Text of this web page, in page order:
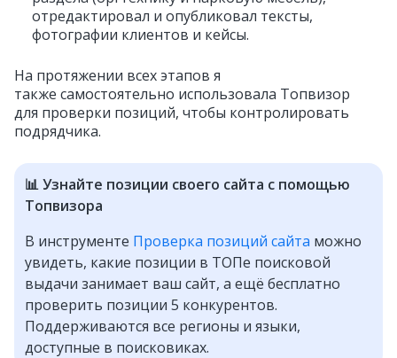
отредактировал и опубликовал тексты,
фотографии клиентов и кейсы.
На протяжении всех этапов я
также самостоятельно использовала Топвизор
для проверки позиций, чтобы контролировать
подрядчика.
📊 Узнайте позиции своего сайта с помощью
Топвизора
В инструменте Проверка позиций сайта можно
увидеть, какие позиции в ТОПе поисковой
выдачи занимает ваш сайт, а ещё бесплатно
проверить позиции 5 конкурентов.
Поддерживаются все регионы и языки,
доступные в поисковиках.